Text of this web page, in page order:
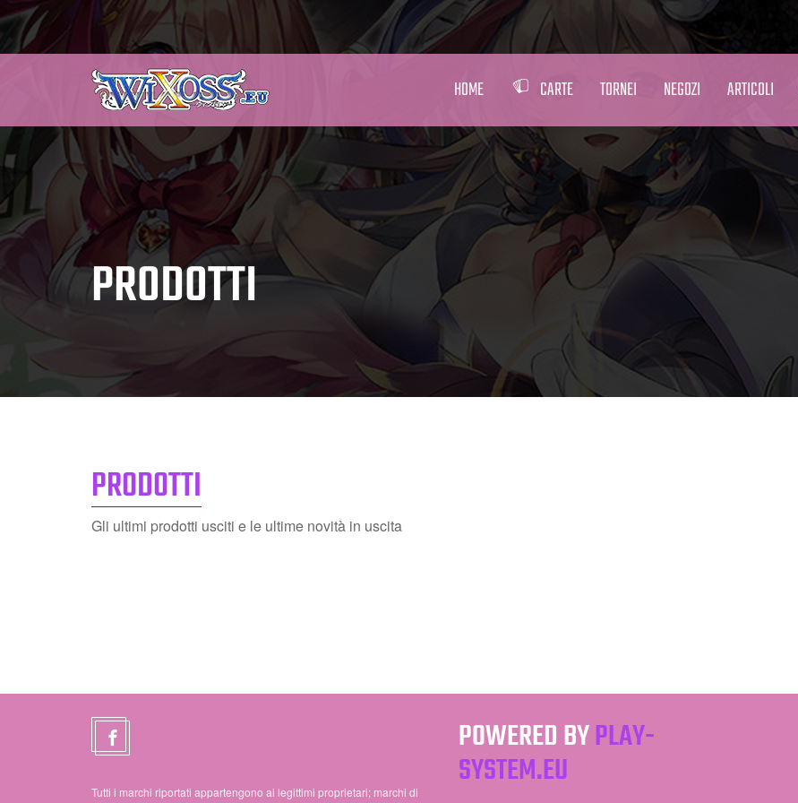
HOME CARTE TORNEI NEGOZI ARTICOLI
PRODOTTI
PRODOTTI
Gli ultimi prodotti usciti e le ultime novità in uscita
Tutti i marchi riportati appartengono ai legittimi proprietari; marchi di
POWERED BYPLAY-
SYSTEM.EU